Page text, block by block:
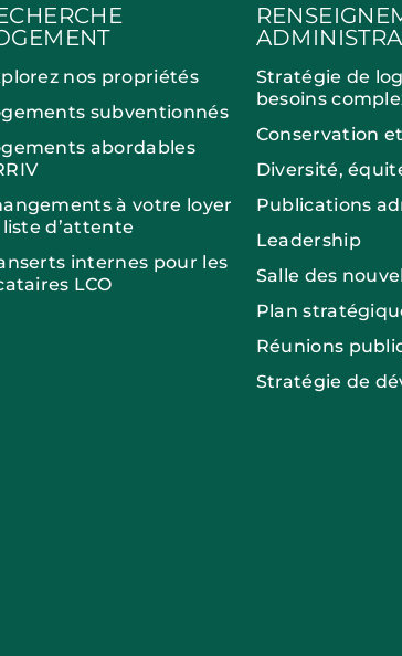
nos propriétés
subventionnés
abordables
à votre loyer
d’attente
internes pour les
LCO
Stratégie de
besoins
Conservation
Diversité,
Publications
Leadership
Salle des
Plan
Réunions
Stratégie de